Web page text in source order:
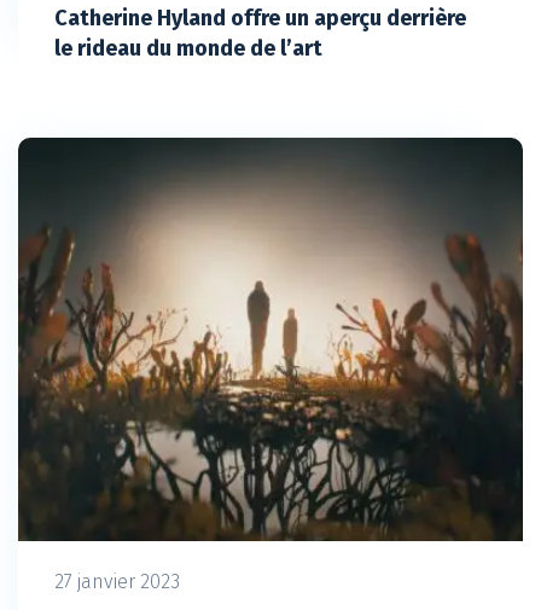
Catherine Hyland offre un aperçu derrière
le rideau du monde de l’art
27 janvier 2023